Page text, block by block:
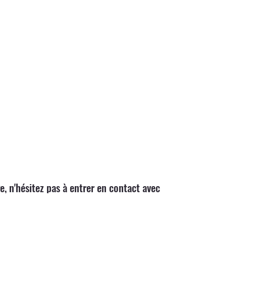
n'hésitez pas à entrer en contact avec